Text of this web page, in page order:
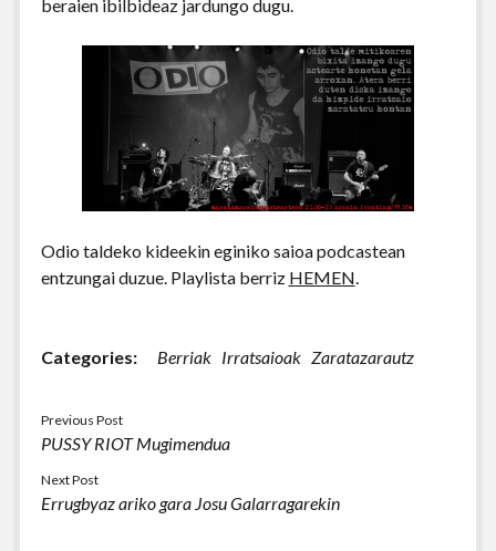
beraien ibilbideaz jardungo dugu.
Odio taldeko kideekin eginiko saioa podcastean
entzungai duzue. Playlista berriz HEMEN.
Categories: Berriak Irratsaioak Zaratazarautz
Previous Post
PUSSY RIOT Mugimendua
Next Post
Errugbyaz ariko gara Josu Galarragarekin